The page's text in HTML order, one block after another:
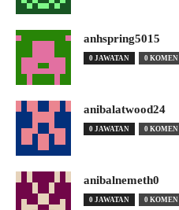
anhspring5015
0 JAWATAN 0 KOMEN
anibalatwood24
0 JAWATAN 0 KOMEN
anibalnemeth0
0 JAWATAN 0 KOMEN